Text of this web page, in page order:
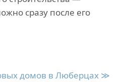
сразу после его
домов в Люберцах ≫